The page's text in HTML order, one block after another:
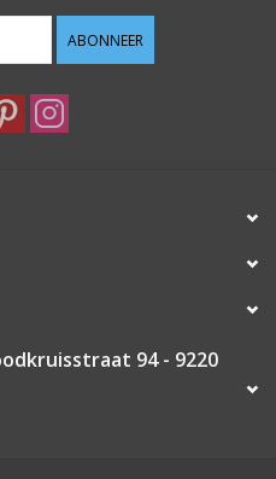
ABONNEER
94 - 9220